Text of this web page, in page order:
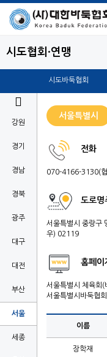
시도협회·연맹
시도바둑협회

강원
경기
경남
경북
광주
대구
대전
부산
서울
세종
서울특별시
전화
070-4166-3130(
도로명
서울특별시 중랑구
우) 02119
홈페이
서울특별시 체육회(
서울특별시바둑협
이름
장학재